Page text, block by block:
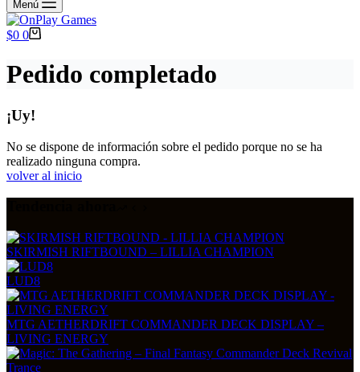
Menú
Carrito
compra
$0 0
Pedido completado
¡Uy!
No se dispone de información sobre el pedido porque no se ha
realizado ninguna compra.
volver al inicio
SKIRMISH RIFTBOUND – LILLIA CHAMPION
LUD8
MTG AETHERDRIFT COMMANDER DECK DISPLAY –
LIVING ENERGY